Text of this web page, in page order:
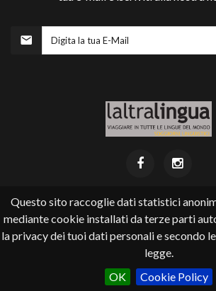
Questo sito raccoglie dati statistici
mediante cookie installati da terze parti
la privacy dei tuoi dati personali e secondo
legge.
OK
Cookie Policy
Laltralingua ©2026.
Via Pioda 4 (accanto cinema Corso)
tel +41 (0) 91 924 22 35 - email
un altro sito realizzato con il CMS di